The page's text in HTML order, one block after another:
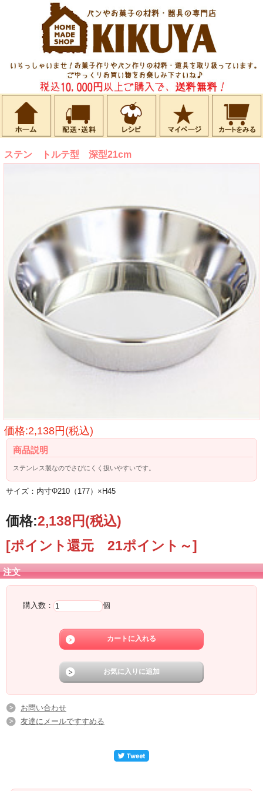
ステン トルテ型 深型21cm
価格:2,138円(税込)
商品説明
ステンレス製なのでさびにくく扱いやすいです。
サイズ：内寸Φ210（177）×H45
価格:2,138円(税込)
[ポイント還元 21ポイント～]
注文
購入数： 個
お問い合わせ
友達にメールですすめる